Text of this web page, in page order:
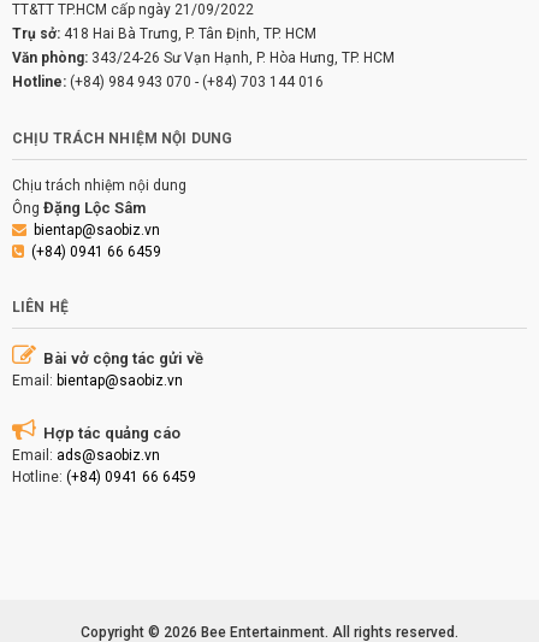
TT&TT TP.HCM cấp ngày 21/09/2022
Trụ sở: 418 Hai Bà Trưng, P. Tân Định, TP. HCM
Văn phòng: 343/24-26 Sư Vạn Hạnh, P. Hòa Hưng, TP. HCM
Hotline: (+84) 984 943 070 - (+84) 703 144 016
CHỊU TRÁCH NHIỆM NỘI DUNG
Chịu trách nhiệm nội dung
Ông Đặng Lộc Sâm
bientap@saobiz.vn
(+84) 0941 66 6459
LIÊN HỆ
Bài vở cộng tác gửi về
Email: bientap@saobiz.vn
Hợp tác quảng cáo
Email: ads@saobiz.vn
Hotline: (+84) 0941 66 6459
Copyright © 2026 Bee Entertainment. All rights reserved.